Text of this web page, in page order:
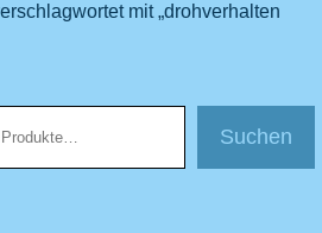
mit „drohverhalten
Suchen